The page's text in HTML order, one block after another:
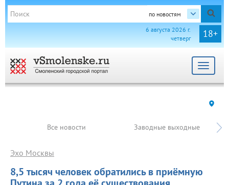
по новостям
18+
6 августа 2026 г.
четверг
Toggle
Все новости Заводные выходные
8,5 тысяч человек обратились в приёмную
Эхо Москвы